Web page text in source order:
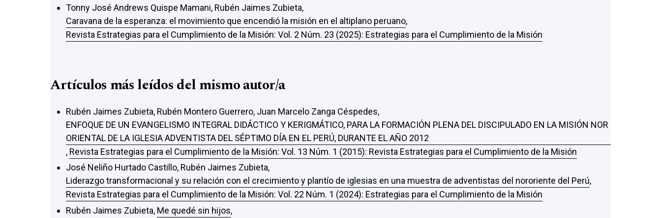
Tonny José Andrews Quispe Mamani, Rubén Jaimes Zubieta,
Caravana de la esperanza: el movimiento que encendió la misión en el altiplano peruano,
Revista Estrategias para el Cumplimiento de la Misión: Vol. 2 Núm. 23 (2025): Estrategias para el Cumplimiento de la Misión
Artículos más leídos del mismo autor/a
Rubén Jaimes Zubieta, Rubén Montero Guerrero, Juan Marcelo Zanga Céspedes,
ENFOQUE DE UN EVANGELISMO INTEGRAL DIDÁCTICO Y KERIGMÁTICO, PARA LA FORMACIÓN PLENA DEL DISCIPULADO EN LA MISIÓN NOR
ORIENTAL DE LA IGLESIA ADVENTISTA DEL SÉPTIMO DÍA EN EL PERÚ, DURANTE EL AÑO 2012
, Revista Estrategias para el Cumplimiento de la Misión: Vol. 13 Núm. 1 (2015): Revista Estrategias para el Cumplimiento de la Misión
José Neliño Hurtado Castillo, Rubén Jaimes Zubieta,
Liderazgo transformacional y su relación con el crecimiento y plantío de iglesias en una muestra de adventistas del nororiente del Perú,
Revista Estrategias para el Cumplimiento de la Misión: Vol. 22 Núm. 1 (2024): Estrategias para el Cumplimiento de la Misión
Rubén Jaimes Zubieta, Me quedé sin hijos,